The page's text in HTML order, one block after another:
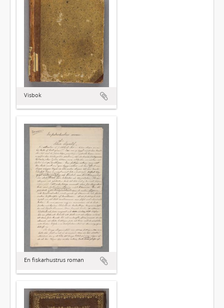
Visbok
En fiskarhustrus roman